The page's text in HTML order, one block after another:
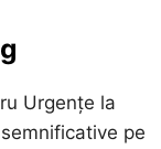
Urgențe la
pe